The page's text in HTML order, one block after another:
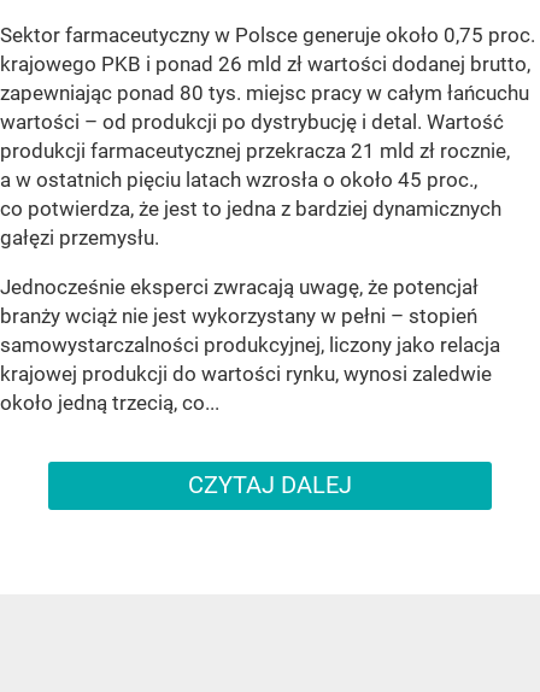
Sektor farmaceutyczny w Polsce generuje około 0,75 proc.
krajowego PKB i ponad 26 mld zł wartości dodanej brutto,
zapewniając ponad 80 tys. miejsc pracy w całym łańcuchu
wartości – od produkcji po dystrybucję i detal. Wartość
produkcji farmaceutycznej przekracza 21 mld zł rocznie,
a w ostatnich pięciu latach wzrosła o około 45 proc.,
co potwierdza, że jest to jedna z bardziej dynamicznych
gałęzi przemysłu.
Jednocześnie eksperci zwracają uwagę, że potencjał
branży wciąż nie jest wykorzystany w pełni – stopień
samowystarczalności produkcyjnej, liczony jako relacja
krajowej produkcji do wartości rynku, wynosi zaledwie
około jedną trzecią, co...
CZYTAJ DALEJ